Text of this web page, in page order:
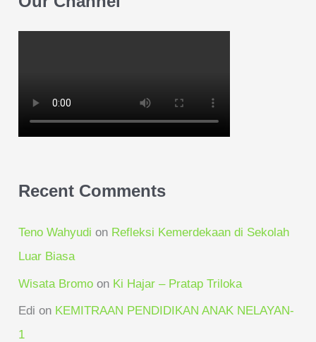
Recent Comments
Teno Wahyudi on Refleksi Kemerdekaan di Sekolah
Luar Biasa
Wisata Bromo on Ki Hajar – Pratap Triloka
Edi on KEMITRAAN PENDIDIKAN ANAK NELAYAN-
1